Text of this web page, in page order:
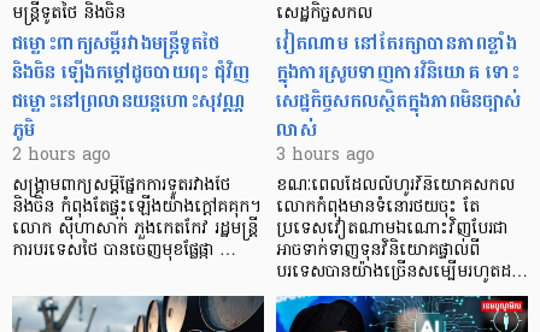
មន្ត្រីទូតថៃ និងចិន
ជម្លោះពាក្យសម្តីរវាងមន្ត្រីទូតថៃ
និងចិន ឡើងកម្ដៅដូចបាយពុះ ជុំវិញ
ជម្លោះនៅព្រលានយន្តហោះសុវណ្ណ
ភូមិ
2 hours ago
សង្គ្រាមពាក្យសម្តីផ្នែកការទូតរវាងថៃ
និងចិន កំពុងតែផ្ទុះឡើងយ៉ាងក្តៅគគុក។
លោក ស៊ីហាសាក់ ភួងកេតកែវ រដ្ឋមន្ត្រី
ការបរទេសថៃ បានចេញមុខផ្លែផ្កា …
សេដ្ឋកិច្ចសកល
វៀតណាម នៅតែរក្សាបានភាពខ្លាំង
ក្នុងការស្រូបទាញការវិនិយោគ​ ទោះ
សេដ្ឋកិច្ចសកលស្ថិតក្នុងភាពមិនច្បាស់
លាស់
3 hours ago
ខណៈពេលដែលលំហូរវិនិយោគសកល
លោកកំពុងមានទំនោរថយចុះ តែ
ប្រទេសវៀតណាមឯណោះវិញបែរជា
អាចទាក់ទាញទុនវិនិយោគផ្ទាល់ពី
បរទេសបានយ៉ាងច្រើនសម្បើមរហូតដ…